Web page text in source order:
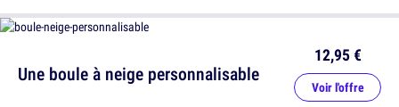
Une boule à neige personnalisable
12,95 €
Voir l'offre